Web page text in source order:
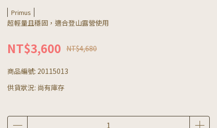
Primus
超輕量且穩固，適合登山露營使用
NT$3,600 NT$4,680
商品編號: 20115013
供貨狀況: 尚有庫存